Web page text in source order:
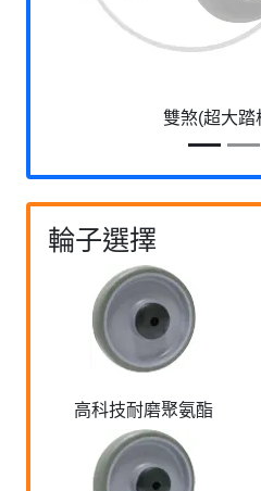
雙煞(超大踏
輪子選擇
高科技耐磨聚氨酯